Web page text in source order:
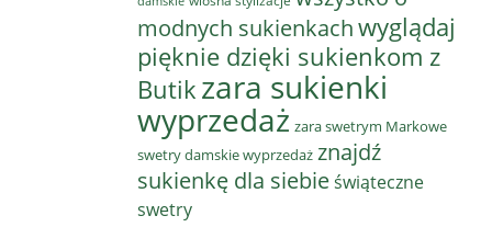
modnych sukienkachwyglądaj
pięknie dzięki sukienkom z
Butik zara sukienki
wyprzedaż zara swetrym Markowe
swetry damskie wyprzedaż znajdź
sukienkę dla siebieświąteczne
swetry